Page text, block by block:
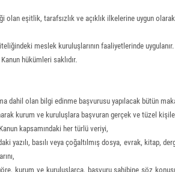
eşitlik, tarafsızlık ve açıklık ilkelerine uygun
meslek kuruluşlarının faaliyetlerinde uygulanır.
hükümleri saklıdır.
dahil olan bilgi edinme başvurusu yapılacak bütün
kurum ve kuruluşlara başvuran gerçek ve tüzel
kapsamındaki her türlü veriyi,
yazılı, basılı veya çoğaltılmış dosya, evrak,
kurum ve kuruluşlarca, başvuru sahibine söz